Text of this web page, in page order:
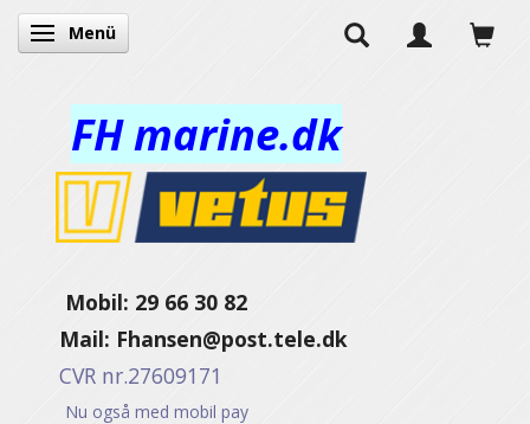
Anzeige ändern
Menü
FH marine.dk
Mobil: 29 66 30 82
Mail: Fhansen@post.tele.dk
CVR nr.27609171
Nu også med mobil pay